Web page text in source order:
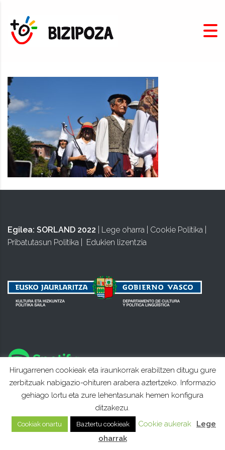
Egilea: SORLAND 2022 Lege oharra Cookie Politika
Pribatutasun Politika
Edukien lizentzia
Hirugarrenen cookieak eta iraunkorrak erabiltzen ditugu gure
zerbitzuak nabigazio-ohituren arabera aztertzeko. Informazio
gehiago lortu eta zure lehentasunak hemen konfigura
ditzakezu.
Cookiak onartu Baztertu cookieak Cookie aukerak
Lege
oharrak